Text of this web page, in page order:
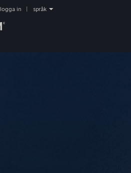
logga in språk